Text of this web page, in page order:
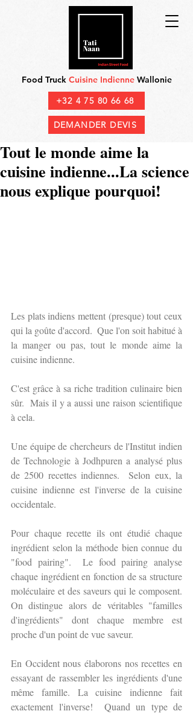
Food Truck Cuisine IndienneWallonie
+32 4 75 80 66 68
DEMANDER DEVIS
Tout le monde aime la
cuisine indienne...La science
nous explique pourquoi!
Les plats indiens mettent (presque) tout ceux
qui la goûte d'accord.  Que l'on soit habitué à
la manger ou pas, tout le monde aime la
cuisine indienne.
C'est grâce à sa riche tradition culinaire bien
sûr.  Mais il y a aussi une raison scientifique
à cela.
Une équipe de chercheurs de l'Institut indien
de Technologie à Jodhpuren a analysé plus
de 2500 recettes indiennes.  Selon eux, la
cuisine indienne est l'inverse de la cuisine
occidentale.
Pour chaque recette ils ont étudié chaque
ingrédient selon la méthode bien connue du
"food pairing".  Le food pairing analyse
chaque ingrédient en fonction de sa structure
moléculaire et des saveurs qui le composent.
On distingue alors de véritables "familles
d'ingrédients" dont chaque membre est
proche d'un point de vue saveur.
En Occident nous élaborons nos recettes en
essayant de rassembler les ingrédients d'une
même famille. La cuisine indienne fait
exactement l'inverse!  Quand un type de